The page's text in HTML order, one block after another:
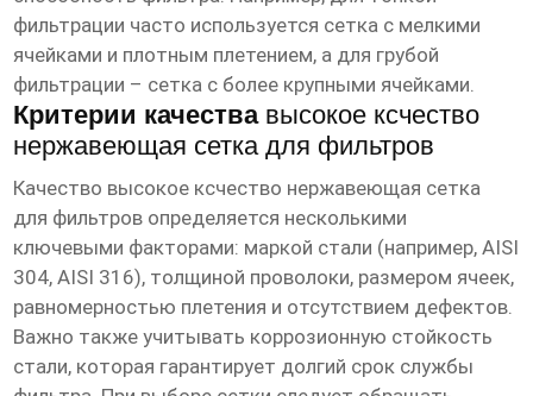
фильтрации часто используется сетка с мелкими
ячейками и плотным плетением, а для грубой
фильтрации – сетка с более крупными ячейками.
Критерии качества высокое ксчество
нержавеющая сетка для фильтров
Качество высокое ксчество нержавеющая сетка
для фильтров определяется несколькими
ключевыми факторами: маркой стали (например, AISI
304, AISI 316), толщиной проволоки, размером ячеек,
равномерностью плетения и отсутствием дефектов.
Важно также учитывать коррозионную стойкость
стали, которая гарантирует долгий срок службы